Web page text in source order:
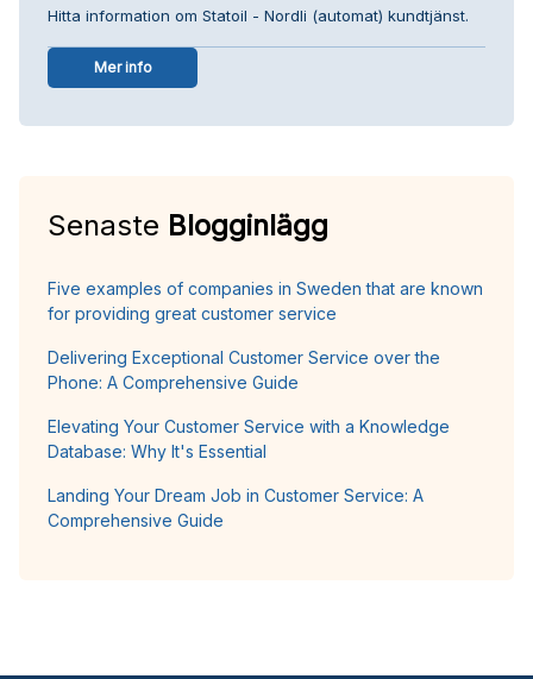
Hitta information om Statoil - Nordli (automat) kundtjänst.
Mer info
Senaste Blogginlägg
Five examples of companies in Sweden that are known
for providing great customer service
Delivering Exceptional Customer Service over the
Phone: A Comprehensive Guide
Elevating Your Customer Service with a Knowledge
Database: Why It's Essential
Landing Your Dream Job in Customer Service: A
Comprehensive Guide